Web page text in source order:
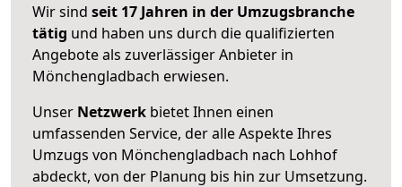
Wir sind seit 17 Jahren in der Umzugsbranche
tätig und haben uns durch die qualifizierten
Angebote als zuverlässiger Anbieter in
Mönchengladbach erwiesen.
Unser Netzwerk bietet Ihnen einen
umfassenden Service, der alle Aspekte Ihres
Umzugs von Mönchengladbach nach Lohhof
abdeckt, von der Planung bis hin zur Umsetzung.